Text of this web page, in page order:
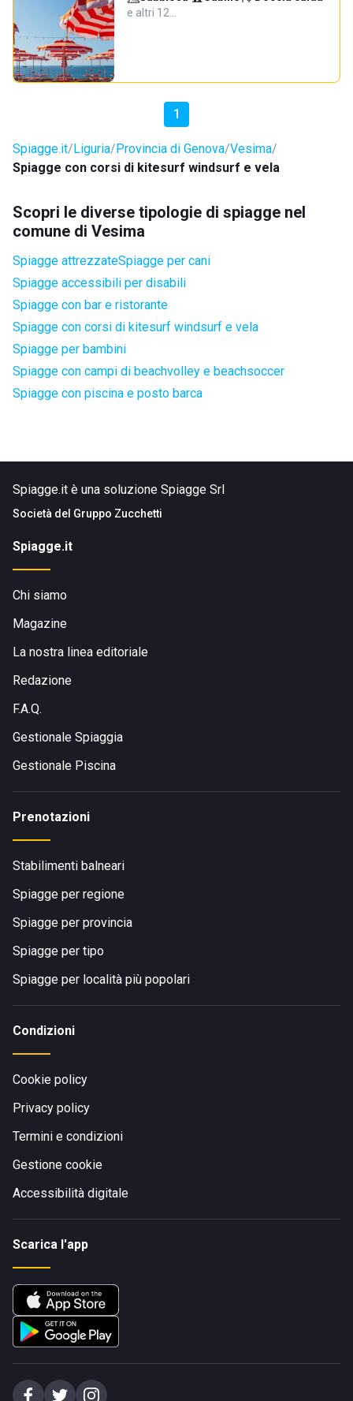
e altri 12…
1
Spiagge.it Liguria Provincia di Genova Vesima
Spiagge con corsi di kitesurf windsurf e vela
Scopri le diverse tipologie di spiagge nel
comune di Vesima
Spiagge attrezzateSpiagge per cani
Spiagge accessibili per disabili
Spiagge con bar e ristorante
Spiagge con corsi di kitesurf windsurf e vela
Spiagge per bambini
Spiagge con campi di beachvolley e beachsoccer
Spiagge con piscina e posto barca
Spiagge.it è una soluzione Spiagge Srl
Società del Gruppo Zucchetti
Spiagge.it
Chi siamo
Magazine
La nostra linea editoriale
Redazione
F.A.Q.
Gestionale Spiaggia
Gestionale Piscina
Prenotazioni
Stabilimenti balneari
Spiagge per regione
Spiagge per provincia
Spiagge per tipo
Spiagge per località più popolari
Condizioni
Cookie policy
Privacy policy
Termini e condizioni
Gestione cookie
Accessibilità digitale
Scarica l'app